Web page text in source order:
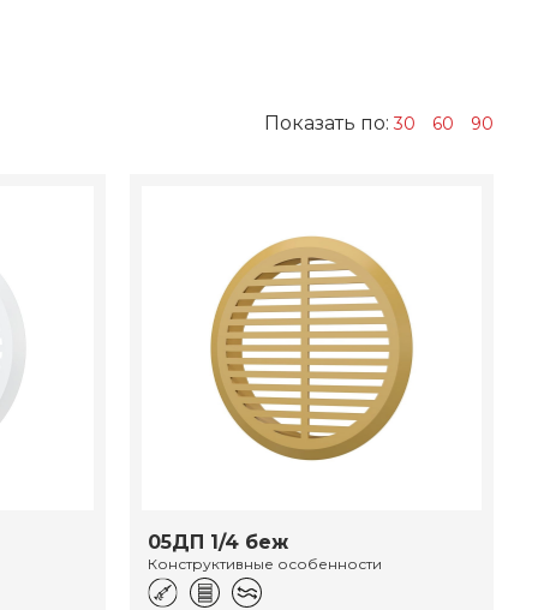
Показать по:30 60 90
05ДП 1/4 беж
Конструктивные особенности